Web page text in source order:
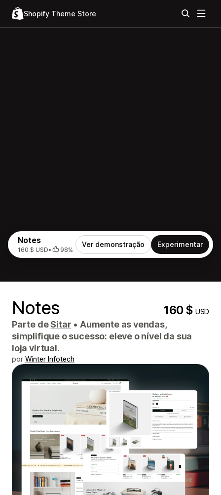
Shopify Theme Store
Notes
160 $ USD• 98%
Ver demonstração Experimentar
Notes 160 $USD
Parte deSitar • Aumente as vendas,
simplifique o sucesso: eleve o nível da sua
loja virtual.
por Winter Infotech